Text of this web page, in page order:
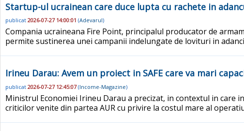
Startup-ul ucrainean care duce lupta cu rachete in
publicat 2026-07-27 14:00:01 (Adevarul)
Compania ucraineana Fire Point, principalul producator de
permite sustinerea unei campanii indelungate de lovituri in
Irineu Darau: Avem un proiect in SAFE care va mari
publicat 2026-07-27 12:45:07(Income-Magazine)
Ministrul Economiei Irineu Darau a precizat, in contextul in care
criticilor venite din partea AUR cu privire la costul mare al